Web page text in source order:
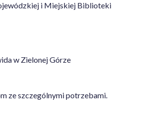
i Miejskiej Biblioteki
w Zielonej Górze
ze szczególnymi potrzebami.